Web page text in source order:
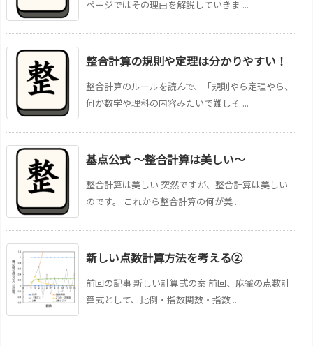
ページではその理由を解説していきま ...
整合計算の規則や定理は分かりやすい！
整合計算のルールを読んで、「規則やら定理やら、
何か数学や理科の内容みたいで難しそ ...
基点公式 ～整合計算は美しい～
整合計算は美しい 突然ですが、整合計算は美しい
のです。 これから整合計算の何が美 ...
新しい点数計算方法を考える②
前回の記事 新しい計算式の案 前回、麻雀の点数計
算式として、比例・指数関数・指数 ...